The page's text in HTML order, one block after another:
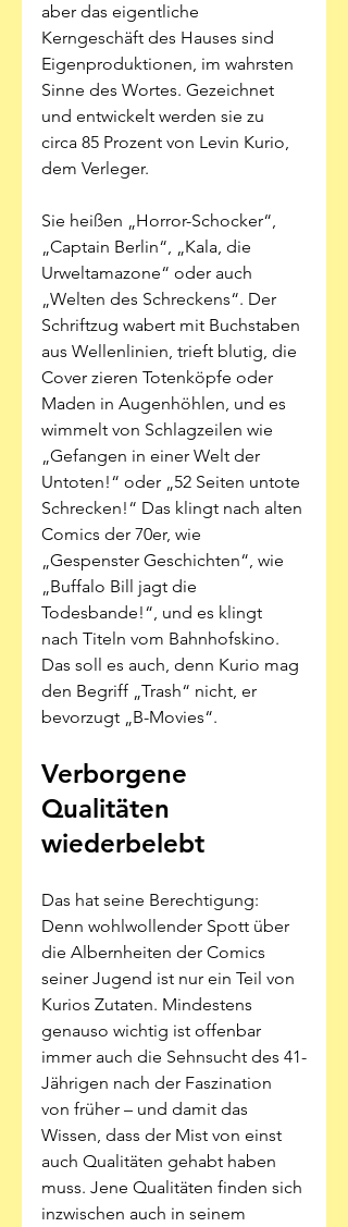
aber das eigentliche
Kerngeschäft des Hauses sind
Eigenproduktionen, im wahrsten
Sinne des Wortes. Gezeichnet
und entwickelt werden sie zu
circa 85 Prozent von Levin Kurio,
dem Verleger.
Sie heißen „Horror-Schocker“,
„Captain Berlin“, „Kala, die
Urweltamazone“ oder auch
„Welten des Schreckens“. Der
Schriftzug wabert mit Buchstaben
aus Wellenlinien, trieft blutig, die
Cover zieren Totenköpfe oder
Maden in Augenhöhlen, und es
wimmelt von Schlagzeilen wie
„Gefangen in einer Welt der
Untoten!“ oder „52 Seiten untote
Schrecken!“ Das klingt nach alten
Comics der 70er, wie
„Gespenster Geschichten“, wie
„Buffalo Bill jagt die
Todesbande!“, und es klingt
nach Titeln vom Bahnhofskino.
Das soll es auch, denn Kurio mag
den Begriff „Trash“ nicht, er
bevorzugt „B-Movies“.
Verborgene
Qualitäten
wiederbelebt
Das hat seine Berechtigung:
Denn wohlwollender Spott über
die Albernheiten der Comics
seiner Jugend ist nur ein Teil von
Kurios Zutaten. Mindestens
genauso wichtig ist offenbar
immer auch die Sehnsucht des 41-
Jährigen nach der Faszination
von früher – und damit das
Wissen, dass der Mist von einst
auch Qualitäten gehabt haben
muss. Jene Qualitäten finden sich
inzwischen auch in seinem